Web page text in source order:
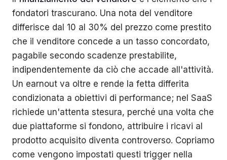
fondatori trascurano. Una nota del venditore
differisce dal 10 al 30% del prezzo come prestito
che il venditore concede a un tasso concordato,
pagabile secondo scadenze prestabilite,
indipendentemente da ciò che accade all'attività.
Un earnout va oltre e rende la fetta differita
condizionata a obiettivi di performance; nel SaaS
richiede un'attenta stesura, perché una volta che
due piattaforme si fondono, attribuire i ricavi al
prodotto acquisito diventa controverso. Copriamo
come vengono impostati questi trigger nella